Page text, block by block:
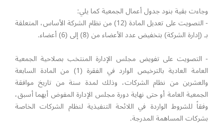
وجاءت بقية بنود جدول أعمال الجمعية كما يلي:
- التصويت على تعديل المادة (12) من نظام الشركة الأساس، المتعلقة
بـ (إدارة الشركة) بتخفيض عدد الأعضاء من (8) إلى (6) أعضاء.
- التصويت على تفويض مجلس الإدارة المنتخب بصلاحية الجمعية
العامة العادية بالترخيص الوارد في الفقرة (1) من المادة السابعة
والعشرين من نظام الشركات، وذلك لمدة سنة من تاريخ موافقة
الجمعية العامة أو حتى نهاية دورة مجلس الإدارة المفوض أيهما أسبق،
وفقاً للشروط الواردة في اللائحة التنفيذية لنظام الشركات الخاصة
بشركات المساهمة المدرجة.